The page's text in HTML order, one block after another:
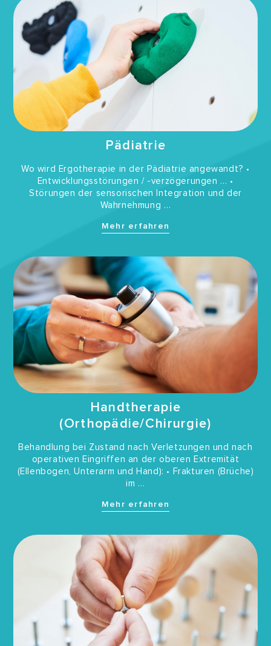
Pädiatrie
Wo wird Ergotherapie in der Pädiatrie angewandt? •
Entwicklungsstörungen / -verzögerungen … •
Störungen der sensorischen Integration und der
Wahrnehmung …
Mehr erfahren
Handtherapie
(Orthopädie/Chirurgie)
Behandlung bei Zustand nach Verletzungen und nach
operativen Eingriffen an der oberen Extremität
(Ellenbogen, Unterarm und Hand): • Frakturen (Brüche)
im …
Mehr erfahren